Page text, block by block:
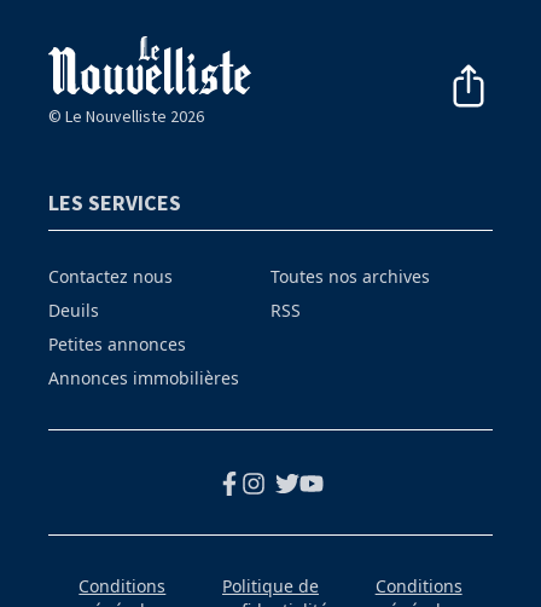
© Le Nouvelliste 2026
LES SERVICES
Contactez nous
Deuils
Petites annonces
Annonces immobilières
Toutes nos archives
RSS
Conditions
Politique de
Conditions